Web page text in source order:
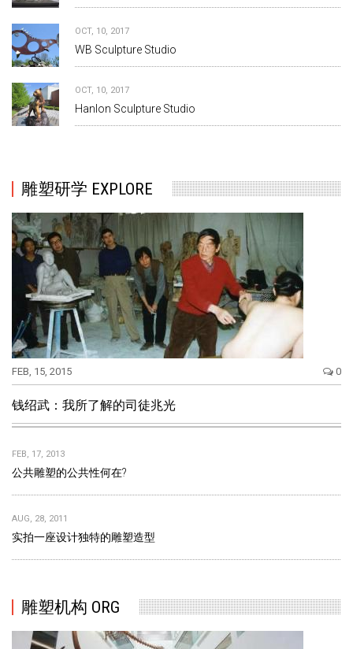
OCT, 10, 2017
WB Sculpture Studio
OCT, 10, 2017
Hanlon Sculpture Studio
雕塑研学 EXPLORE
FEB, 15, 2015 0
钱绍武：我所了解的司徒兆光
FEB, 17, 2013
公共雕塑的公共性何在?
AUG, 28, 2011
实拍一座设计独特的雕塑造型
雕塑机构 ORG